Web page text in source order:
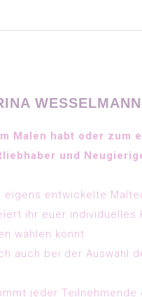
WESSELMANN
Malen habt oder zum
und
eigens entwickelte
ihr euer
wählen könnt.
auch bei der Auswahl
jeder Teilnehmende